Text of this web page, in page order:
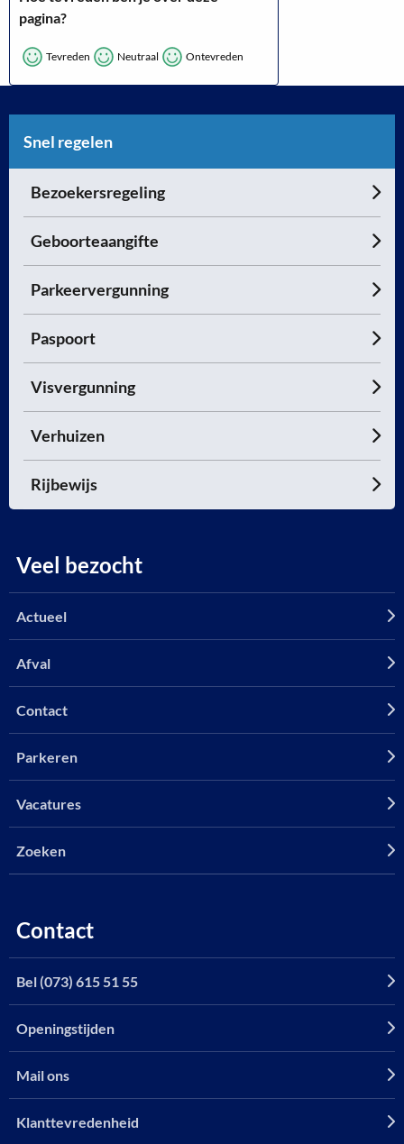
pagina?
Tevreden Neutraal Ontevreden
Snel regelen
Bezoekersregeling
Geboorteaangifte
Parkeervergunning
Paspoort
Visvergunning
Verhuizen
Rijbewijs
Veel bezocht
Actueel
Afval
Contact
Parkeren
Vacatures
Zoeken
Contact
Bel (073) 615 51 55
Openingstijden
Mail ons
Klanttevredenheid